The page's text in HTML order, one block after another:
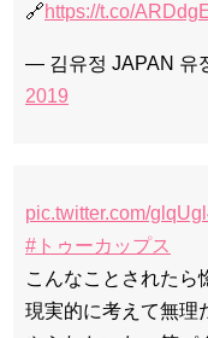
🔗https://t.co/
— 김유정 JAPAN 유
2019
pic.twitter.com/
#トゥーカップス
こんなことされたら
現実的に考えて無理